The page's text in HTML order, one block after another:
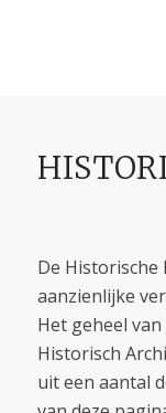
De Historische
aanzienlijke
Het geheel
Historisch
uit een aantal